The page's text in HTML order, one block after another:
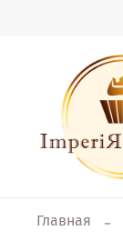
Главная